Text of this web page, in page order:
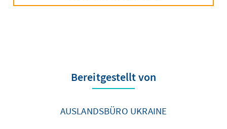
Bereitgestellt von
AUSLANDSBÜRO UKRAINE